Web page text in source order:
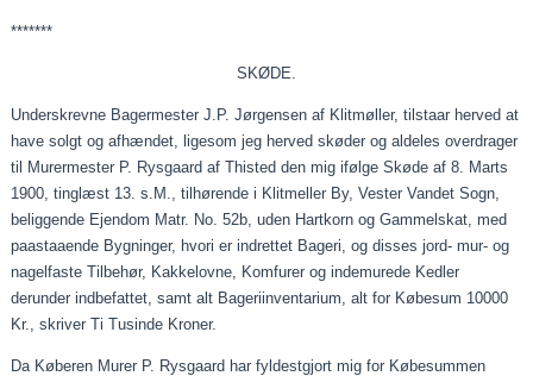
*******
SKØDE.
Underskrevne Bagermester J.P. Jørgensen af Klitmøller,tilstaar herved at
have solgt og afhændet, ligesom jeg herved skøder og aldeles overdrager
til Murermester P. Rysgaard af Thisted den mig ifølge Skøde af 8. Marts
1900, tinglæst 13.s.M ., tilhørende i Klitmeller By, Vester Vandet Sogn,
beliggende Ejendom Matr. No. 52b, uden Hartkorn og Gammelskat, med
paastaaende Bygninger, hvori er indrettet Bageri, og disses jord- mur- og
nagelfaste Tilbehør, Kakkelovne, Komfurer og indemurede Kedler
derunder indbefattet, samt alt Bageriinventarium, alt for Købesum 10000
Kr., skriver Ti Tusinde Kroner.
Da Køberen Murer P. Rysgaard har fyldestgjort mig for Købesummen